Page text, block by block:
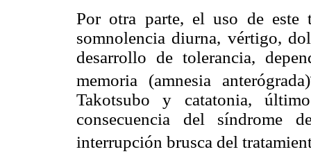
Por otra parte, el uso de este
somnolencia diurna, vértigo,
desarrollo de tolerancia,
memoria (amnesia anterógrada)
Takotsubo y catatonia,
consecuencia del síndrome
interrupción brusca del